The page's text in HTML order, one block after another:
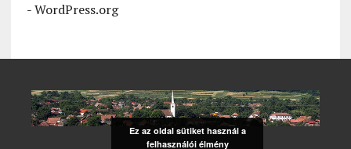
-WordPress.org
Ez az oldal sütiket használ a
felhasználói élmény